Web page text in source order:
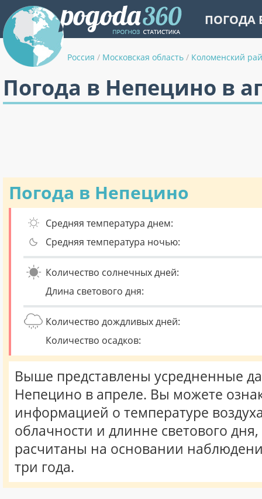
ПОГОДА
Россия / Московская область / Коломенский
Погода в Непецино в
Погода в Непецино
Средняя температура днем:
Средняя температура ночью:
Количество солнечных дней:
Длина светового дня:
Количество дождливых дней:
Количество осадков:
Выше представлены усредненные
Непецино в апреле. Вы можете
информацией о температуре
облачности и длинне светового
расчитаны на основании
три года.